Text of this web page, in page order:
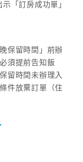
「訂房成功單」
保留時間」前辦
須提前告知飯
留時間未辦理入
件放棄訂單（住